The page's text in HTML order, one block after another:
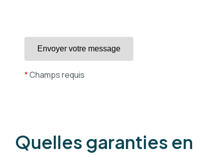
*Champs requis
Quelles garanties en